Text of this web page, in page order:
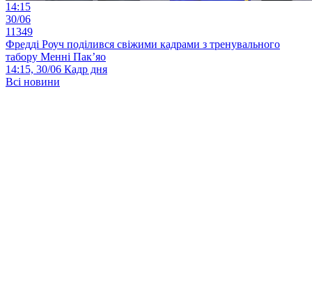
14:15
30/06
11349
Фредді Роуч поділився свіжими кадрами з тренувального
табору Менні Пак’яо
14:15, 30/06 Кадр дня
Всі новини